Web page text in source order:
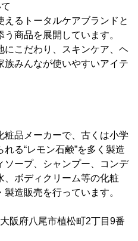
えるトータルケアブランドと
商品を展開しています。
にこだわり、スキンケア、ヘ
族みんなが使いやすいアイテ
粧品メーカーで、古くは小学
る“レモン石鹸”を多く製造
ソープ、シャンプー、コンデ
、ボディクリーム等の化粧
造販売を行っています。
八尾市植松町2丁目9番